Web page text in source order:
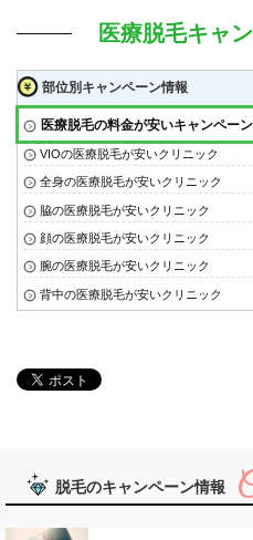
医療脱毛キャ
部位別キャンペーン情報
医療脱毛の料金が安いキャンペー
VIOの医療脱毛が安いクリニック
全身の医療脱毛が安いクリニック
脇の医療脱毛が安いクリニック
顔の医療脱毛が安いクリニック
腕の医療脱毛が安いクリニック
背中の医療脱毛が安いクリニック
脱毛のキャンペーン情報